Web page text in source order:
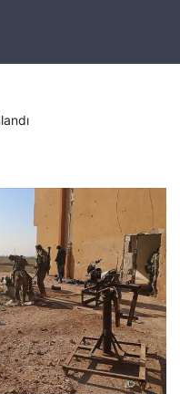
bölgeyi ele